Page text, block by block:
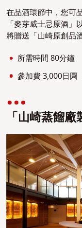
在品酒環節中，您可
「麥芽威士忌原酒
將贈送「山崎原創品
所需時間 80分鐘
參加費 3,000日圓
「山崎蒸餾